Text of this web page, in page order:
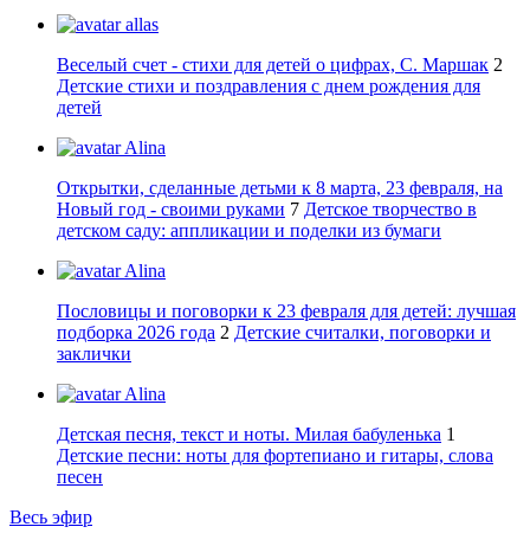
allas
Веселый счет - стихи для детей о цифрах, С. Маршак 2
Детские стихи и поздравления с днем рождения для
детей
Alina
Открытки, сделанные детьми к 8 марта, 23 февраля, на
Новый год - своими руками 7 Детское творчество в
детском саду: аппликации и поделки из бумаги
Alina
Пословицы и поговорки к 23 февраля для детей: лучшая
подборка 2026 года 2 Детские считалки, поговорки и
заклички
Alina
Детская песня, текст и ноты. Милая бабуленька 1
Детские песни: ноты для фортепиано и гитары, слова
песен
Весь эфир